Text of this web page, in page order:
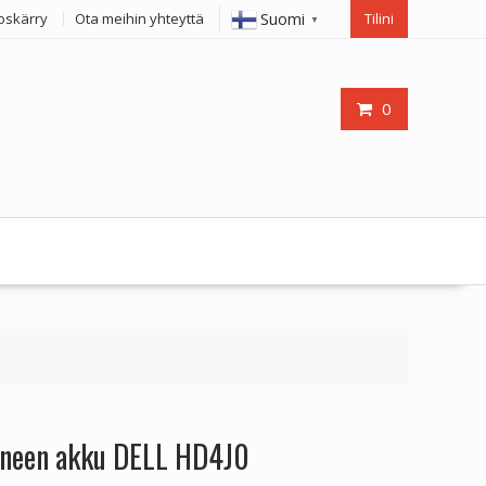
Ota meihin yhteyttä Suomi ▼ Tilini
0
akku DELL HD4J0